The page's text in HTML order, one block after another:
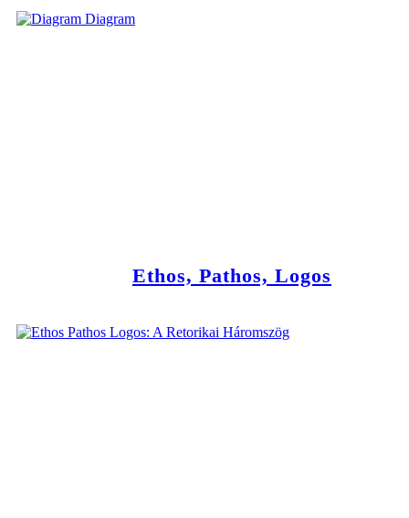
Ethos, Pathos, Logos